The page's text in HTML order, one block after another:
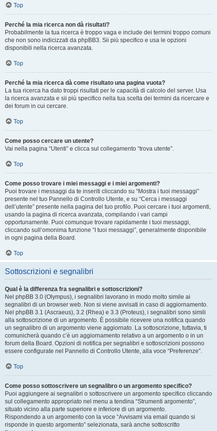
Top
Perché la mia ricerca non dà risultati?
Probabilmente la tua ricerca è troppo vaga e include dei termini troppo comuni
che non sono indicizzati da phpBB3. Sii più specifico e usa le opzioni
disponibili nella ricerca avanzata.
Top
Perché la mia ricerca dà come risultato una pagina vuota?
La tua ricerca ha dato troppi risultati per le capacità di calcolo del server. Usa
la ricerca avanzata e sii più specifico nella tua scelta dei termini da ricercare e
dei forum in cui cercare.
Top
Come posso cercare un utente?
Vai nella pagina “Utenti” e clicca sul collegamento “trova utente”.
Top
Come posso trovare i miei messaggi e i miei argomenti?
Puoi trovare i messaggi da te inseriti cliccando su “Mostra i tuoi messaggi”
presente nel tuo Pannello di Controllo Utente, e su “Cerca i messaggi
dell’utente” presente nella pagina del tuo profilo. Puoi cercare i tuoi argomenti,
usando la pagina di ricerca avanzata, compilando i vari campi
opportunamente. Puoi comunque trovare rapidamente i tuoi messaggi,
cliccando sull’omonima funzione “I tuoi messaggi”, generalmente disponibile
in ogni pagina della Board.
Top
Sottoscrizioni e segnalibri
Qual è la differenza fra segnalibri e sottoscrizioni?
Nel phpBB 3.0 (Olympus), i segnalibri lavorano in modo molto simile ai
segnalibri di un browser web. Non si viene avvisati in caso di aggiornamento.
Nel phpBB 3.1 (Ascraeus), 3.2 (Rhea) e 3.3 (Proteus), i segnalibri sono simili
alla sottoscrizione di un argomento. È possibile ricevere una notifica quando
un segnalibro di un argomento viene aggiornato. La sottoscrizione, tuttavia, ti
comunicherà quando c’è un aggiornamento relativo a un argomento o in un
forum della Board. Opzioni di notifica per segnalibri e sottoscrizioni possono
essere configurate nel Pannello di Controllo Utente, alla voce “Preferenze”.
Top
Come posso sottoscrivere un segnalibro o un argomento specifico?
Puoi aggiungere ai segnalibri o sottoscrivere un argomento specifico cliccando
sul collegamento appropriato nel menu a tendina “Strumenti argomento”,
situato vicino alla parte superiore e inferiore di un argomento.
Rispondendo a un argomento con la voce “Avvisami via email quando si
risponde in questo argomento” selezionata, sarà anche sottoscritto